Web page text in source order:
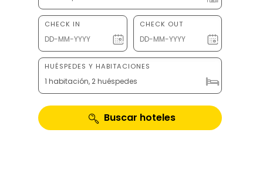
CHECK IN CHECK OUT
HUÉSPEDES Y HABITACIONES
1 habitación, 2 huéspedes
Buscar hoteles